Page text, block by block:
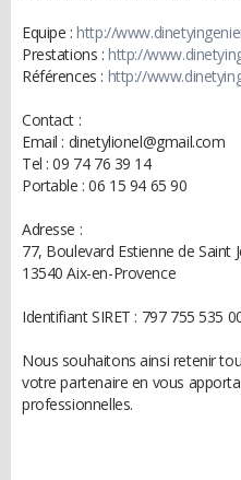
Equipe :http://
Prestations :http://
Références : http://
Contact :
Email : dinetylionel@gmail.com
Tel : 09 74 76 39 14
Portable : 06 15 94 65 90
Adresse :
77, Boulevard Estienne de Saint
13540 Aix-en-Provence
Identifiant SIRET : 797 755 535
Nous souhaitons ainsi retenir
votre partenaire en vous
professionnelles.